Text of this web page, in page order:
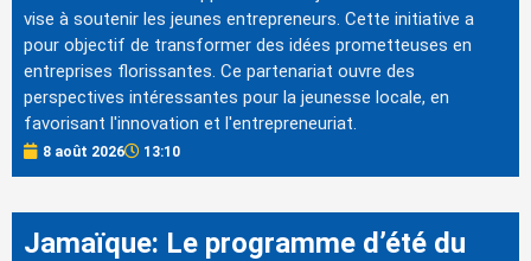
vise à soutenir les jeunes entrepreneurs. Cette initiative a
pour objectif de transformer des idées prometteuses en
entreprises florissantes. Ce partenariat ouvre des
perspectives intéressantes pour la jeunesse locale, en
favorisant l'innovation et l'entrepreneuriat.
8 août 2026 13:10
Jamaïque: Le programme d’été du